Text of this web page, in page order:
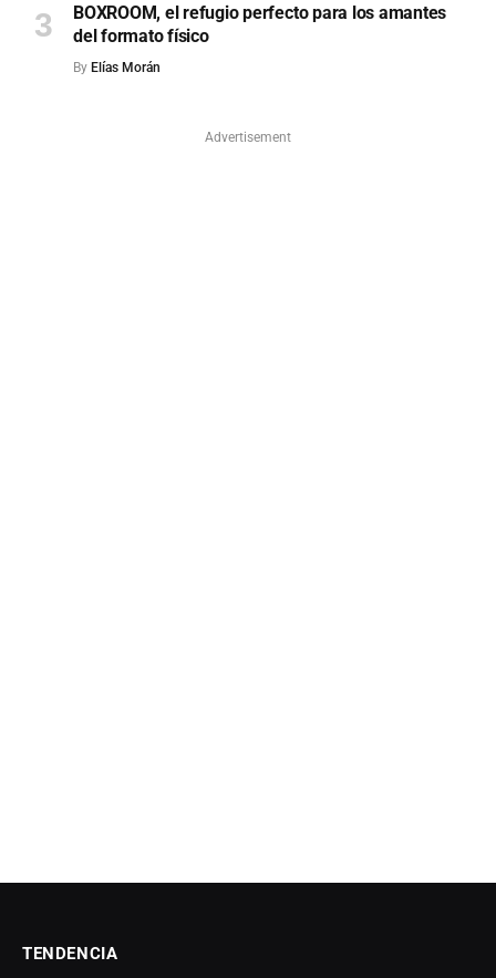
BOXROOM, el refugio perfecto para los amantes
del formato físico
By Elías Morán
Advertisement
TENDENCIA